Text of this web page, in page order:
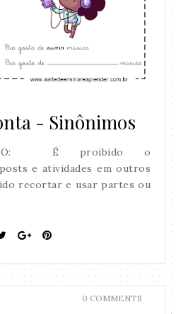
- Sinônimos
É proibido o
e atividades em outros
recortar e usar partes ou
0 COMMENTS